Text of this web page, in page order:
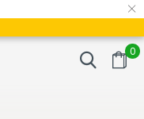
×
0
Vaak volgende